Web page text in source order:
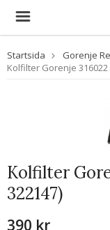
Startsida Gorenje
Kolfilter Gorenje
Kolfilter
322147)
390 kr